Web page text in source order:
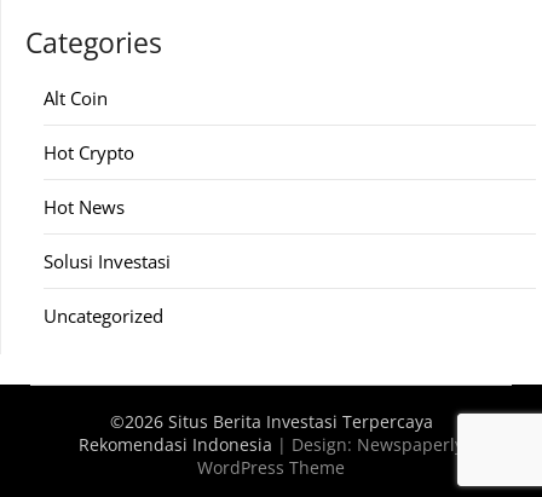
Categories
Alt Coin
Hot Crypto
Hot News
Solusi Investasi
Uncategorized
©2026 Situs Berita Investasi Terpercaya
Rekomendasi Indonesia | Design: Newspaperly
WordPress Theme